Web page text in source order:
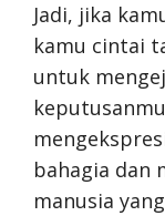
Jadi, jika
kamu cintai
untuk
bahagia dan
manusia